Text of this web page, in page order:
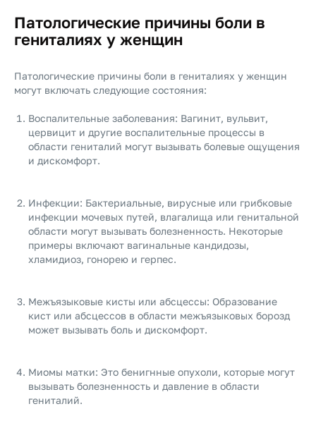
Патологические причины боли в
гениталиях у женщин
Патологические причины боли в гениталиях у женщин
могут включать следующие состояния:
Воспалительные заболевания: Вагинит, вульвит,
цервицит и другие воспалительные процессы в
области гениталий могут вызывать болевые ощущения
и дискомфорт.
Инфекции: Бактериальные, вирусные или грибковые
инфекции мочевых путей, влагалища или генитальной
области могут вызывать болезненность. Некоторые
примеры включают вагинальные кандидозы,
хламидиоз, гонорею и герпес.
Межъязыковые кисты или абсцессы: Образование
кист или абсцессов в области межъязыковых борозд
может вызывать боль и дискомфорт.
Миомы матки: Это бенигнные опухоли, которые могут
вызывать болезненность и давление в области
гениталий.